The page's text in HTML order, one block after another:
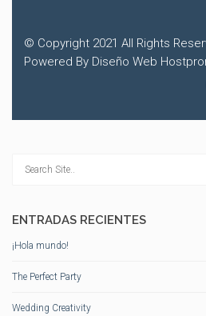
© Copyright 2021 All Rights
Powered By Diseño Web
ENTRADAS RECIENTES
¡Hola mundo!
The Perfect Party
Wedding Creativity